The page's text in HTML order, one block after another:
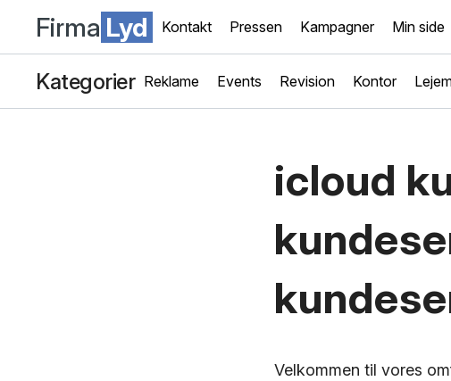
Firma Lyd Kontakt Pressen Kampagner Min side
Kategorier Reklame Events Revision Kontor
icloud
Velkommen til vores